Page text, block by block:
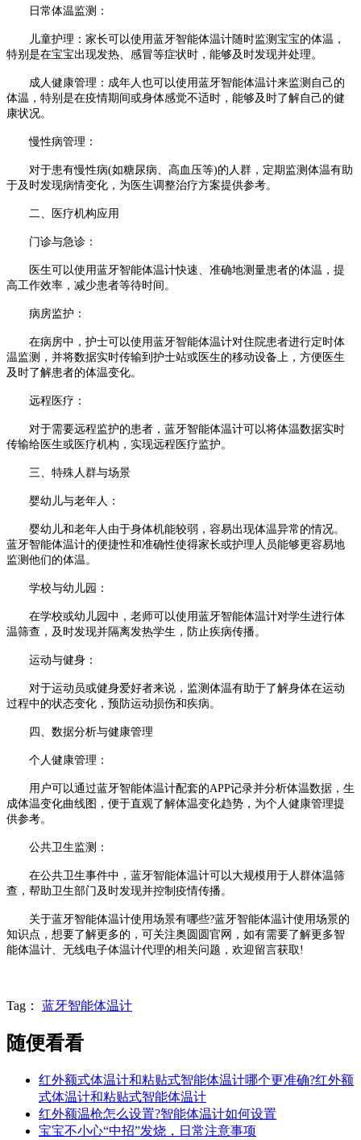
日常体温监测：
儿童护理：家长可以使用蓝牙智能体温计随时监测宝宝的体温，
特别是在宝宝出现发热、感冒等症状时，能够及时发现并处理。
成人健康管理：成年人也可以使用蓝牙智能体温计来监测自己的
体温，特别是在疫情期间或身体感觉不适时，能够及时了解自己的健
康状况。
慢性病管理：
对于患有慢性病(如糖尿病、高血压等)的人群，定期监测体温有助
于及时发现病情变化，为医生调整治疗方案提供参考。
二、医疗机构应用
门诊与急诊：
医生可以使用蓝牙智能体温计快速、准确地测量患者的体温，提
高工作效率，减少患者等待时间。
病房监护：
在病房中，护士可以使用蓝牙智能体温计对住院患者进行定时体
温监测，并将数据实时传输到护士站或医生的移动设备上，方便医生
及时了解患者的体温变化。
远程医疗：
对于需要远程监护的患者，蓝牙智能体温计可以将体温数据实时
传输给医生或医疗机构，实现远程医疗监护。
三、特殊人群与场景
婴幼儿与老年人：
婴幼儿和老年人由于身体机能较弱，容易出现体温异常的情况。
蓝牙智能体温计的便捷性和准确性使得家长或护理人员能够更容易地
监测他们的体温。
学校与幼儿园：
在学校或幼儿园中，老师可以使用蓝牙智能体温计对学生进行体
温筛查，及时发现并隔离发热学生，防止疾病传播。
运动与健身：
对于运动员或健身爱好者来说，监测体温有助于了解身体在运动
过程中的状态变化，预防运动损伤和疾病。
四、数据分析与健康管理
个人健康管理：
用户可以通过蓝牙智能体温计配套的APP记录并分析体温数据，生
成体温变化曲线图，便于直观了解体温变化趋势，为个人健康管理提
供参考。
公共卫生监测：
在公共卫生事件中，蓝牙智能体温计可以大规模用于人群体温筛
查，帮助卫生部门及时发现并控制疫情传播。
关于蓝牙智能体温计使用场景有哪些?蓝牙智能体温计使用场景的
知识点，想要了解更多的，可关注奥圆圆官网，如有需要了解更多智
能体温计、无线电子体温计代理的相关问题，欢迎留言获取!
Tag： 蓝牙智能体温计
随便看看
红外额式体温计和粘贴式智能体温计哪个更准确?红外额
式体温计和粘贴式智能体温计
红外额温枪怎么设置?智能体温计如何设置
宝宝不小心“中招”发烧，日常注意事项